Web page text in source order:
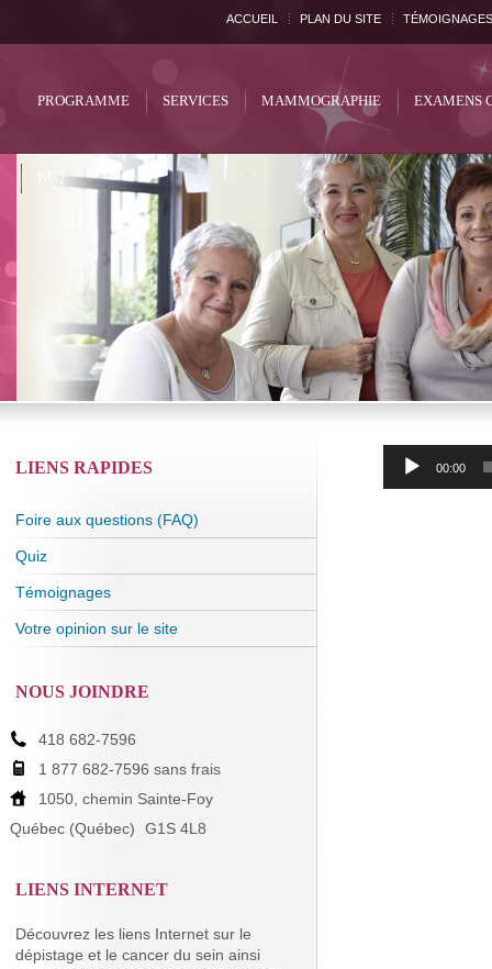
ACCUEIL PLAN DU SITE TÉMOIGNAGES
PROGRAMME SERVICES MAMMOGRAPHIE EXAMENS
FAQ
Lecteur
audio
00:00
LIENS RAPIDES
Foire aux questions (FAQ)
Quiz
Témoignages
Votre opinion sur le site
NOUS JOINDRE
418 682-7596
1 877 682-7596 sans frais
1050, chemin Sainte-Foy
Québec (Québec)
G1S 4L8
LIENS INTERNET
Découvrez les liens Internet sur le
dépistage et le cancer du sein ainsi